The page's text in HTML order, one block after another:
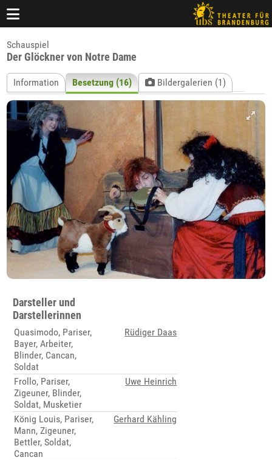
Schauspiel
Der Glöckner von Notre Dame
Information Besetzung (16) Bildergalerien (1)
Darsteller und
Darstellerinnen
Quasimodo, Pariser,
Bayer, Arbeiter,
Blinder, Cancan,
Soldat
Rüdiger Daas
Frollo, Pariser,
Zigeuner, Blinder,
Soldat, Musketier
Uwe Heinrich
König Louis, Pariser,
Mann, Zigeuner,
Bettler, Soldat,
Cancan
Gerhard Kähling